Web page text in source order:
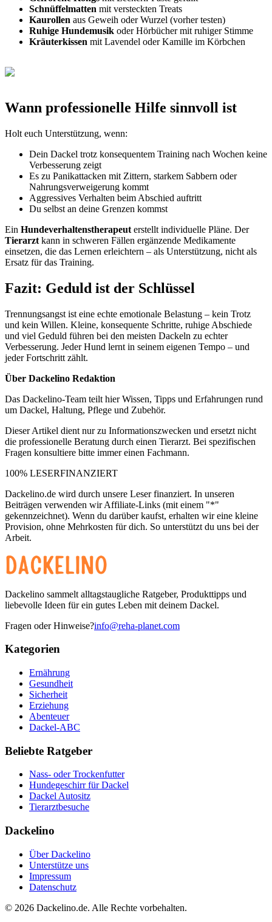
Schnüffelmatten mit versteckten Treats
Kaurollen aus Geweih oder Wurzel (vorher testen)
Ruhige Hundemusik oder Hörbücher mit ruhiger Stimme
Kräuterkissen mit Lavendel oder Kamille im Körbchen
Wann professionelle Hilfe sinnvoll ist
Holt euch Unterstützung, wenn:
Dein Dackel trotz konsequentem Training nach Wochen keine
Verbesserung zeigt
Es zu Panikattacken mit Zittern, starkem Sabbern oder
Nahrungsverweigerung kommt
Aggressives Verhalten beim Abschied auftritt
Du selbst an deine Grenzen kommst
Ein Hundeverhaltenstherapeut erstellt individuelle Pläne. Der
Tierarzt kann in schweren Fällen ergänzende Medikamente
einsetzen, die das Lernen erleichtern – als Unterstützung, nicht als
Ersatz für das Training.
Fazit: Geduld ist der Schlüssel
Trennungsangst ist eine echte emotionale Belastung – kein Trotz
und kein Willen. Kleine, konsequente Schritte, ruhige Abschiede
und viel Geduld führen bei den meisten Dackeln zu echter
Verbesserung. Jeder Hund lernt in seinem eigenen Tempo – und
jeder Fortschritt zählt.
Über Dackelino Redaktion
Das Dackelino-Team teilt hier Wissen, Tipps und Erfahrungen rund
um Dackel, Haltung, Pflege und Zubehör.
Dieser Artikel dient nur zu Informationszwecken und ersetzt nicht
die professionelle Beratung durch einen Tierarzt. Bei spezifischen
Fragen konsultiere bitte immer einen Fachmann.
100% LESERFINANZIERT
Dackelino.de wird durch unsere Leser finanziert. In unseren
Beiträgen verwenden wir Affiliate-Links (mit einem "*"
gekennzeichnet). Wenn du darüber kaufst, erhalten wir eine kleine
Provision, ohne Mehrkosten für dich. So unterstützt du uns bei der
Arbeit.
Dackelino sammelt alltagstaugliche Ratgeber, Produkttipps und
liebevolle Ideen für ein gutes Leben mit deinem Dackel.
Fragen oder Hinweise?info@reha-planet.com
Kategorien
Ernährung
Gesundheit
Sicherheit
Erziehung
Abenteuer
Dackel-ABC
Beliebte Ratgeber
Nass- oder Trockenfutter
Hundegeschirr für Dackel
Dackel Autositz
Tierarztbesuche
Dackelino
Über Dackelino
Unterstütze uns
Impressum
Datenschutz
© 2026 Dackelino.de. Alle Rechte vorbehalten.